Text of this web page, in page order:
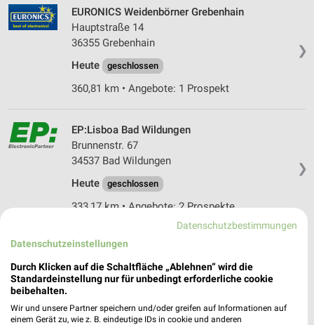
❯
EURONICS Weidenbörner Grebenhain
Hauptstraße 14
36355 Grebenhain
Heute
geschlossen
360,81 km • Angebote: 1 Prospekt
❯
EP:Lisboa Bad Wildungen
Brunnenstr. 67
34537 Bad Wildungen
Heute
geschlossen
333,17 km • Angebote: 2 Prospekte
EURONICS XXL Kurzer GmbH & Co. KG
Burghaun
Oberste Str. 34
324,91 km
Datenschutzbestimmungen
Datenschutzeinstellungen
Durch Klicken auf die Schaltfläche „Ablehnen“ wird die
Standardeinstellung nur für unbedingt erforderliche cookie
beibehalten.
Wir und unsere Partner speichern und/oder greifen auf Informationen auf
einem Gerät zu, wie z. B. eindeutige IDs in cookie und anderen